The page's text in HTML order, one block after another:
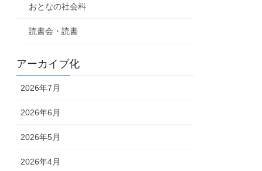
おとなの社会科
読書会・読書
アーカイブ化
2026年7月
2026年6月
2026年5月
2026年4月